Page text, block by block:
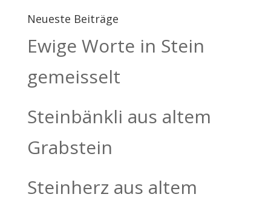
Neueste Beiträge
Ewige Worte in Stein
gemeisselt
Steinbänkli aus altem
Grabstein
Steinherz aus altem